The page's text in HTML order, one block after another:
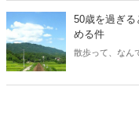
着想を得た物
50歳を過ぎ
める件
散歩って、なん
斜め上だった